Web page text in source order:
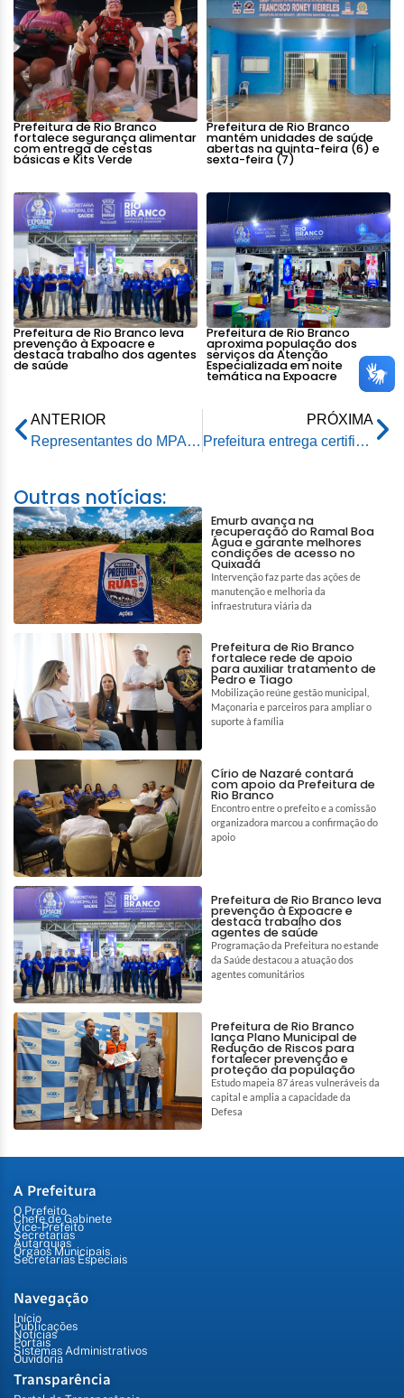
Prefeitura de Rio Branco
fortalece segurança alimentar
com entrega de cestas
básicas e Kits Verde
Prefeitura de Rio Branco
mantém unidades de saúde
abertas na quinta-feira (6) e
sexta-feira (7)
Prefeitura de Rio Branco leva
prevenção à Expoacre e
destaca trabalho dos agentes
de saúde
Prefeitura de Rio Branco
aproxima população dos
serviços da Atenção
Especializada em noite
temática na Expoacre
ANTERIOR
Representantes do MPAC, MPF e Justiça Federal visitam a Utre
PRÓXIMA
Prefeitura entrega certificados da primeira turma do curso de informática básica na Educação
Outras notícias:
Emurb avança na
recuperação do Ramal Boa
Água e garante melhores
condições de acesso no
Quixadá
Intervenção faz parte das ações de
manutenção e melhoria da
infraestrutura viária da
Prefeitura de Rio Branco
fortalece rede de apoio
para auxiliar tratamento de
Pedro e Tiago
Mobilização reúne gestão municipal,
Maçonaria e parceiros para ampliar o
suporte à família
Círio de Nazaré contará
com apoio da Prefeitura de
Rio Branco
Encontro entre o prefeito e a comissão
organizadora marcou a confirmação do
apoio
Prefeitura de Rio Branco leva
prevenção à Expoacre e
destaca trabalho dos
agentes de saúde
Programação da Prefeitura no estande
da Saúde destacou a atuação dos
agentes comunitários
Prefeitura de Rio Branco
lança Plano Municipal de
Redução de Riscos para
fortalecer prevenção e
proteção da população
Estudo mapeia 87 áreas vulneráveis da
capital e amplia a capacidade da
Defesa
A Prefeitura
O Prefeito
Chefe de Gabinete
Vice-Prefeito
Secretarias
Autarquias
Órgãos Municipais
Secretarias Especiais
Navegação
Início
Publicações
Notícias
Portais
Sistemas Administrativos
Ouvidoria
Transparência